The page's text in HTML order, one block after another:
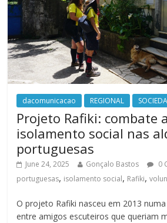
dacomunicacao REGIONAL
Projeto Rafiki: combate
isolamento social nas
portuguesas
June 24, 2025 Gonçalo Bastos 0
portuguesas, isolamento social, Rafiki,
O projeto Rafiki nasceu em 2013
entre amigos escuteiros que queriam